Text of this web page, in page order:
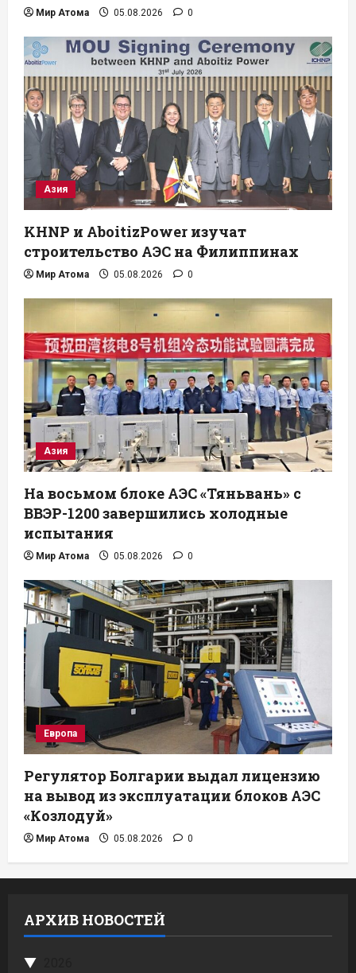
Мир Атома 05.08.2026 0
Азия
KHNP и AboitizPower изучат
строительство АЭС на Филиппинах
Мир Атома 05.08.2026 0
Азия
На восьмом блоке АЭС «Тяньвань» с
ВВЭР-1200 завершились холодные
испытания
Мир Атома 05.08.2026 0
Европа
Регулятор Болгарии выдал лицензию
на вывод из эксплуатации блоков АЭС
«Козлодуй»
Мир Атома 05.08.2026 0
АРХИВ НОВОСТЕЙ